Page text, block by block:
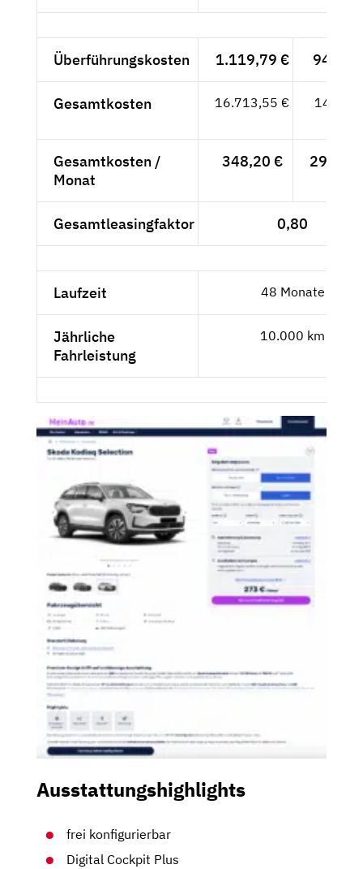
Überführungskosten 1.119,79 € 941,--
Gesamtkosten 16.713,55 €
Gesamtkosten /
Monat
348,20 € 292,60
Gesamtleasingfaktor 0,80
Laufzeit 48 Monate
Jährliche
Fahrleistung
10.000 km
Ausstattungshighlights
frei konfigurierbar
Digital Cockpit Plus